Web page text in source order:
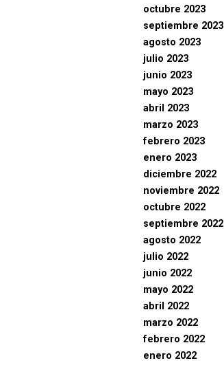
octubre 2023
septiembre 2023
agosto 2023
julio 2023
junio 2023
mayo 2023
abril 2023
marzo 2023
febrero 2023
enero 2023
diciembre 2022
noviembre 2022
octubre 2022
septiembre 2022
agosto 2022
julio 2022
junio 2022
mayo 2022
abril 2022
marzo 2022
febrero 2022
enero 2022